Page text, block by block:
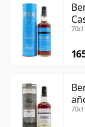
70cl
70cl